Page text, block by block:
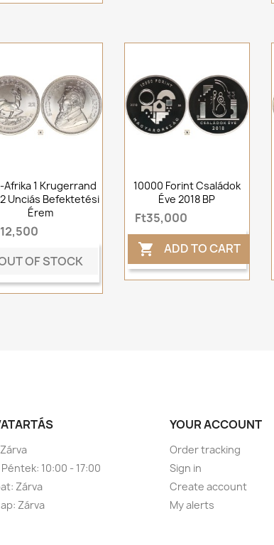
Afrika 1 Krugerrand
Unciás Befektetési
Érem
OF STOCK
10000 Forint Családok
Éve 2018 BP
Ft35,000
 ADD TO CART
10:00 - 17:00
Zárva
Zárva
YOUR ACCOUNT
Order tracking
Sign in
Create account
My alerts